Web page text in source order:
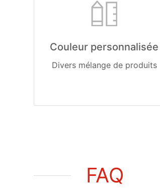
Couleur personnalisée
Divers mélange de produits
FAQ